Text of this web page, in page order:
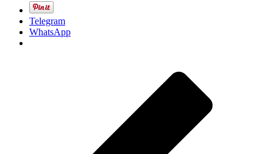
Telegram
WhatsApp